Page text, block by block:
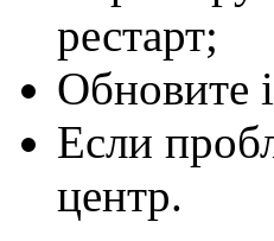
рестарт;
Обновите
Если
центр.